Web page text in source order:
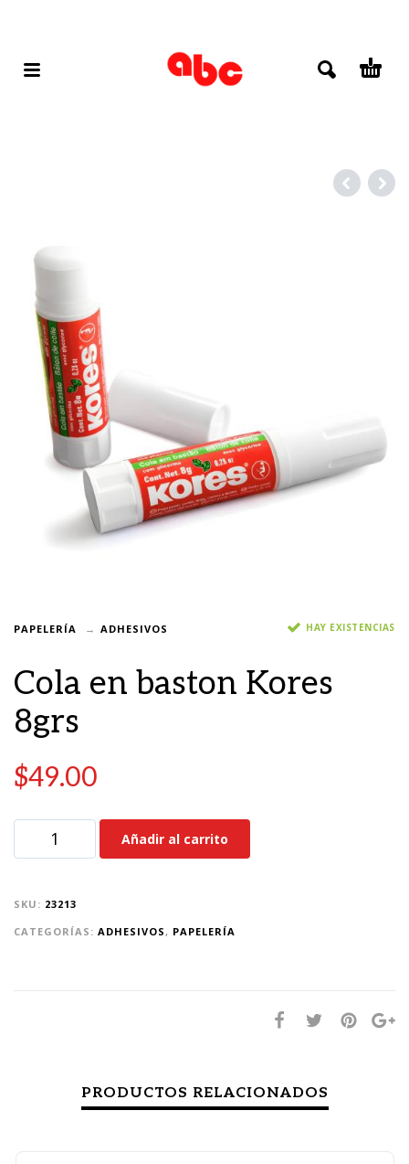
PAPELERÍA ADHESIVOS HAY EXISTENCIAS
Cola en baston Kores
8grs
$49.00
Añadir al carrito
SKU: 23213
CATEGORÍAS: ADHESIVOS, PAPELERÍA
PRODUCTOS RELACIONADOS